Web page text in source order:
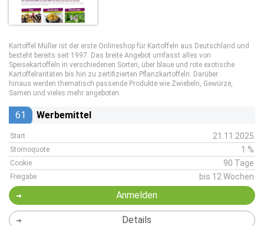
Kartoffel Müller ist der erste Onlineshop für Kartoffeln aus Deutschland und
besteht bereits seit 1997. Das breite Angebot umfasst alles von
Speisekartoffeln in verschiedenen Sorten, über blaue und rote exotische
Kartoffelraritäten bis hin zu zertifizierten Pflanzkartoffeln. Darüber
hinaus werden thematisch passende Produkte wie Zwiebeln, Gewürze,
Samen und vieles mehr angeboten.
61 Werbemittel
Start 21.11.2025
Stornoquote 1 %
Cookie 90 Tage
Freigabe bis 12 Wochen
Anmelden
Details